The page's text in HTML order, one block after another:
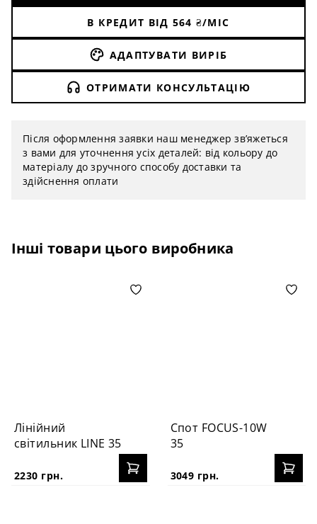
В КРЕДИТ ВІД 564 ₴/МІС
АДАПТУВАТИ ВИРІБ
ОТРИМАТИ КОНСУЛЬТАЦІЮ
Після оформлення заявки наш менеджер зв’яжеться
з вами для уточнення усіх деталей: від кольору до
матеріалу до зручного способу доставки та
здійснення оплати
Інші товари цього виробника
Лінійний
світильник LINE 35
2230 грн.
Спот FOCUS-10W
35
3049 грн.